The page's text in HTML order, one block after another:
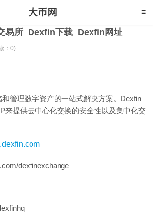
易所_Dexfin下载_Dexfin网址
：0)
和管理数字资产的一站式解决方案。Dexfin
来提供去中心化交换的安全性以及集中化交
dexfinexchange